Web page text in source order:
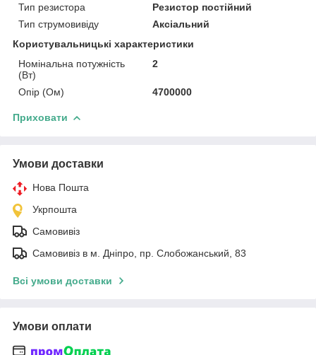
Тип резистора
Резистор постійний
Тип струмовивіду
Аксіальний
Користувальницькі характеристики
Номінальна потужність
(Вт)
2
Опір (Ом) 4700000
Приховати
Умови доставки
Нова Пошта
Укрпошта
Самовивіз
Самовивіз в м. Дніпро, пр. Слобожанський, 83
Всі умови доставки
Умови оплати